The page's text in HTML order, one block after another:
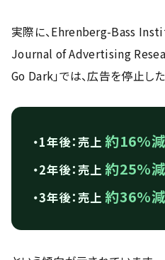
実際に、Ehrenberg-Bass
Journal of Advertising
Go Dark」では、広告を停止し
・1年後：売上約16%
・2年後：売上約25%
・3年後：売上約36%